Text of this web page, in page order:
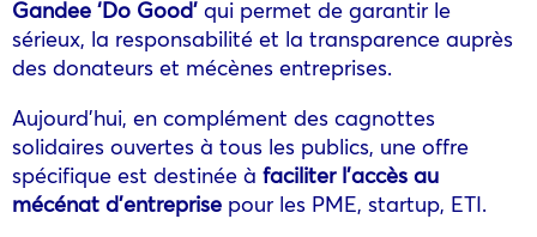
Gandee ‘Do Good’ qui permet de garantir le
sérieux, la responsabilité et la transparence auprès
des donateurs et mécènes entreprises.
Aujourd’hui, en complément des cagnottes
solidaires ouvertes à tous les publics, une offre
spécifique est destinée à faciliter l’accès au
mécénat d’entreprise pour les PME, startup, ETI.